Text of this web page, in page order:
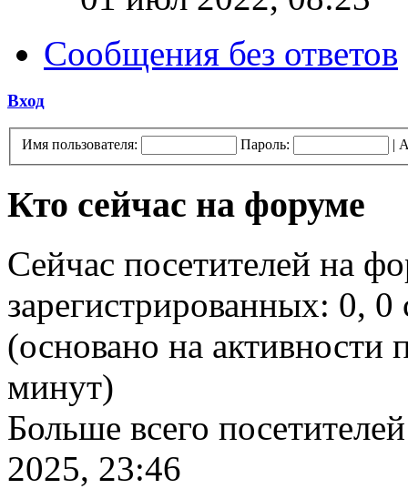
Сообщения без ответов
Вход
Имя пользователя: Пароль: |
Кто сейчас на форуме
Сейчас посетителей на
зарегистрированных: 0,
(основано на активности
минут)
Больше всего
2025, 23:46